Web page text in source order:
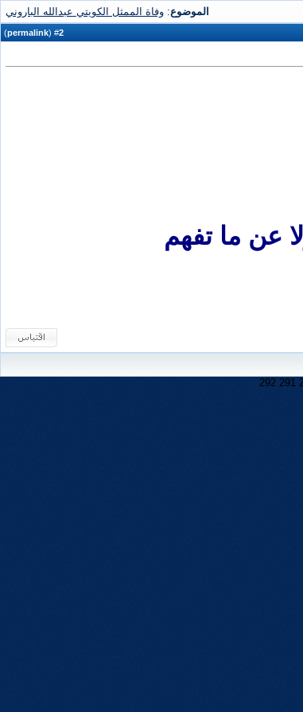
الموضوع: وفاة الممثل الكويتي عبدالله الباروني
2
(
permalink
)
عن ما تفهم
291
292